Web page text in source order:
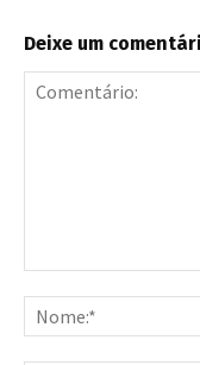
Deixe um